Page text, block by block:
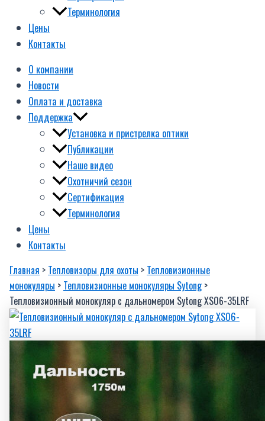
Терминология
Цены
Контакты
О компании
Новости
Оплата и доставка
Поддержка
Установка и пристрелка оптики
Публикации
Наше видео
Охотничий сезон
Сертификация
Терминология
Цены
Контакты
Главная > Тепловизоры для охоты > Тепловизионные
монокуляры > Тепловизионные монокуляры Sytong>
Тепловизионный монокуляр с дальномером Sytong XS06-35LRF